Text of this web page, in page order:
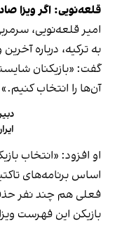
قلعه‌نویی: اگر ویزا
امیر قلعه‌نویی،
به ترکیه، درباره
گفت: «بازیکنان
آن‌ها را انتخاب کنیم.»
او افزود: «انتخاب
اساس برنامه‌های
بازیکن این فهرست